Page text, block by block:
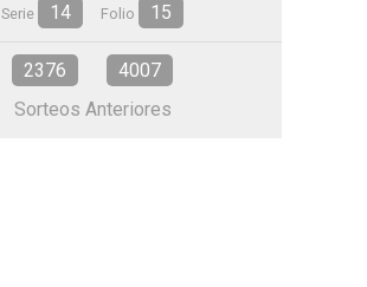
Serie 14 Folio 15
2376
4007
Sorteos Anteriores